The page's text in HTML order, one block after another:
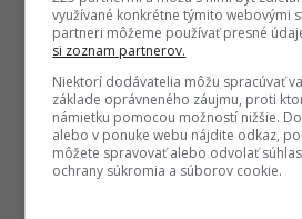
využívané konkrétne týmito webovými
partneri môžeme používať presné
si zoznam partnerov.
Niektorí dodávatelia môžu spracúvať
základe oprávneného záujmu, proti
námietku pomocou možností nižšie.
alebo v ponuke webu nájdite odkaz,
môžete spravovať alebo odvolať
ochrany súkromia a súborov cookie.